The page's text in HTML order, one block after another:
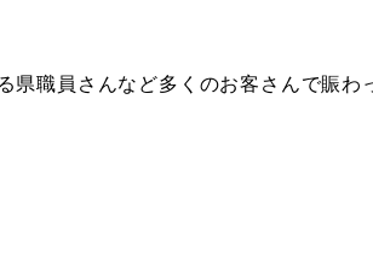
職員さんなど多くのお客さんで賑わ